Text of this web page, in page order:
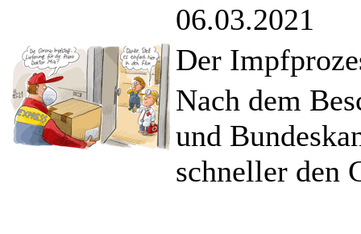
06.03.2021
Der
Nach dem
und
schneller den